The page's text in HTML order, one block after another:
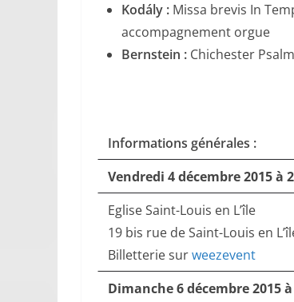
Kodály : Missa brevis In
accompagnement orgue
Bernstein : Chichester
Informations générales :
Vendredi 4 décembre 2015 à
Eglise Saint-Louis en L’île
19 bis rue de Saint-Louis en
Billetterie surweezevent
Dimanche 6 décembre 2015